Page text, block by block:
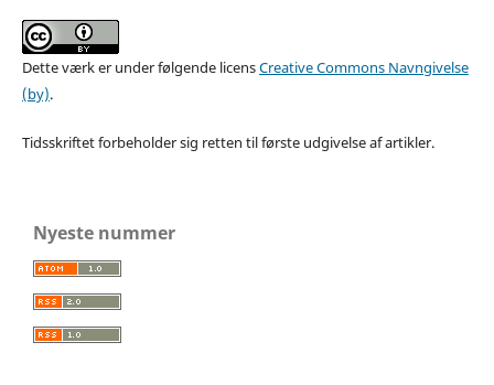
Dette værk er under følgende licensCreative Commons Navngivelse
(by).
Tidsskriftet forbeholder sig retten til første udgivelse af artikler.
Nyeste nummer